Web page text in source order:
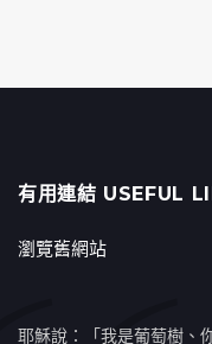
有用連結 USEFUL
瀏覽舊網站
耶穌說：「我是葡萄樹、